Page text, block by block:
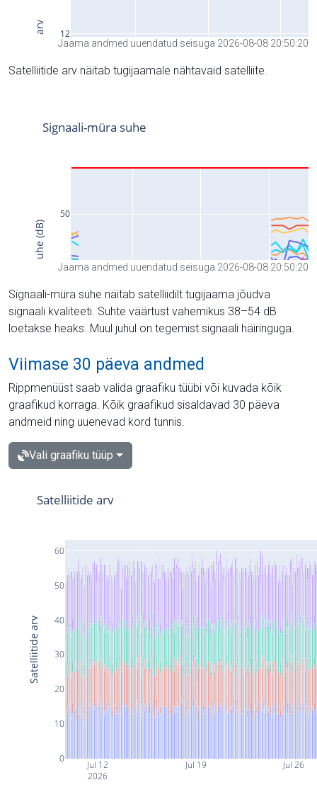
Jaama andmed uuendatud seisuga 2026-08-08 20:50:20
Satelliitide arv näitab tugijaamale nähtavaid satelliite.
Jaama andmed uuendatud seisuga 2026-08-08 20:50:20
Signaali-müra suhe näitab satelliidilt tugijaama jõudva
signaali kvaliteeti. Suhte väärtust vahemikus 38–54 dB
loetakse heaks. Muul juhul on tegemist signaali häiringuga.
Viimase 30 päeva andmed
Rippmenüüst saab valida graafiku tüübi või kuvada kõik
graafikud korraga. Kõik graafikud sisaldavad 30 päeva
andmeid ning uuenevad kord tunnis.
Vali graafiku tüüp
Jul 12
2026
Jul 19 Jul 26
0
10
20
30
40
50
60
Satelliitide arv
Satelliitide arv